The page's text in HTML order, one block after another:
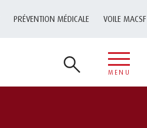
PRÉVENTION MÉDICALE VOILE MACSF
MENU